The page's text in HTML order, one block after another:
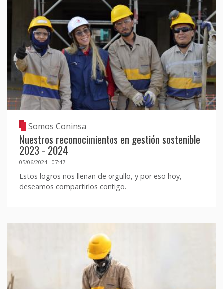
Somos Coninsa
Nuestros reconocimientos en gestión sostenible
2023 - 2024
05/06/2024 - 07:47
Estos logros nos llenan de orgullo, y por eso hoy,
deseamos compartirlos contigo.